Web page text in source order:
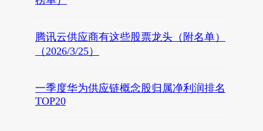
腾讯云供应商有这些股票龙头（附名单）
（2026/3/25）
一季度华为供应链概念股归属净利润排名
TOP20